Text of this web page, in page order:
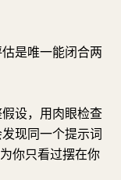
是唯一能闭合两
设，用肉眼检查
现同一个提示词
你只看过摆在你